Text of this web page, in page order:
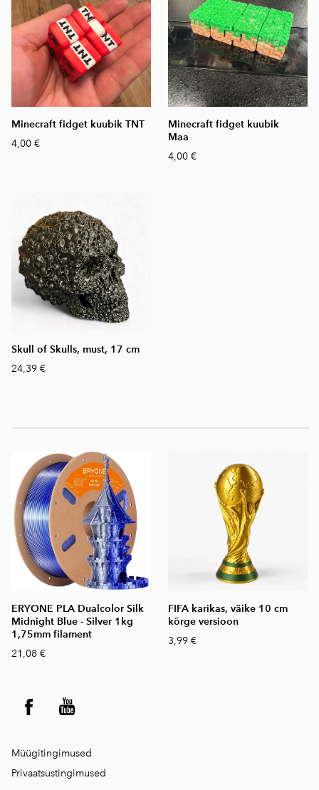
Minecraft fidget kuubik TNT
4,00 €
Minecraft fidget kuubik
Maa
4,00 €
Skull of Skulls, must, 17 cm
24,39 €
ERYONE PLA Dualcolor Silk
Midnight Blue - Silver 1kg
1,75mm filament
21,08 €
FIFA karikas, väike 10 cm
kõrge versioon
3,99 €
Müügitingimused
Privaatsustingimused